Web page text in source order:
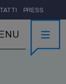
PRESS